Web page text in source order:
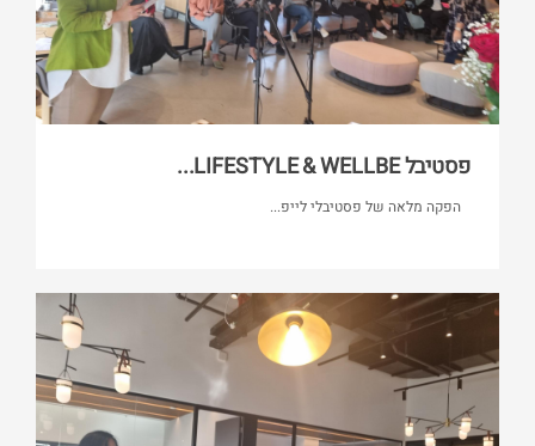
פסטיבל LIFESTYLE & WELLBE...
הפקה מלאה של פסטיבלי לייפ...